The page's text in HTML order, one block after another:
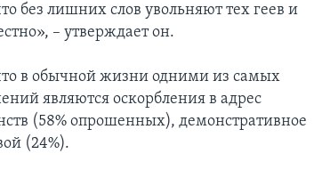
без лишних слов увольняют тех геев и
– утверждает он.
в обычной жизни одними из самых
являются оскорбления в адрес
(58% опрошенных), демонстративное
(24%).